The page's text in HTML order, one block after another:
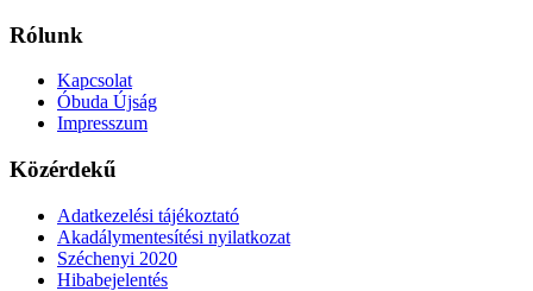
Rólunk
Kapcsolat
Óbuda Újság
Impresszum
Közérdekű
Adatkezelési tájékoztató
Akadálymentesítési nyilatkozat
Széchenyi 2020
Hibabejelentés